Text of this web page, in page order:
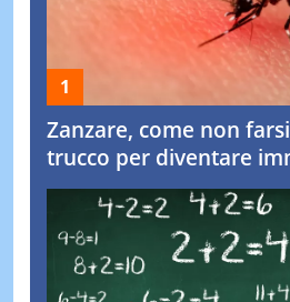
Zanzare, come non
trucco per diventare